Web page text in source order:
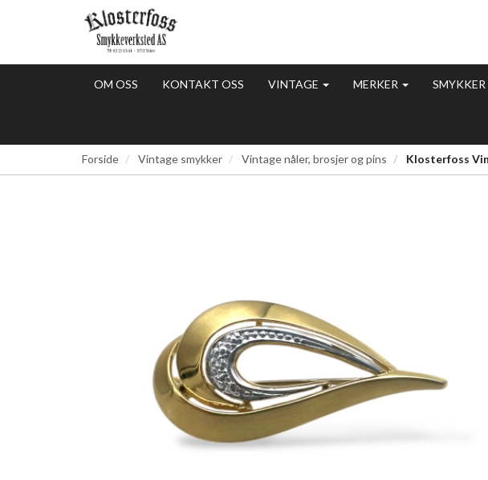
OM OSS KONTAKT OSS VINTAGE MERKER SMYKKER
Forside Vintage smykker Vintage nåler, brosjer og pins Klosterfoss